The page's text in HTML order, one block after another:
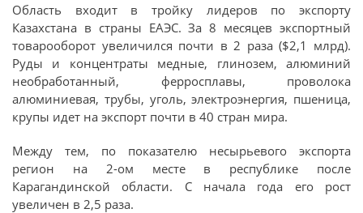
Область входит в тройку лидеров по экспорту
Казахстана в страны ЕАЭС. За 8 месяцев экспортный
товарооборот увеличился почти в 2 раза ($2,1 млрд).
Руды и концентраты медные, глинозем, алюминий
необработанный, ферросплавы, проволока
алюминиевая, трубы, уголь, электроэнергия, пшеница,
крупы идет на экспорт почти в 40 стран мира.
Между тем, по показателю несырьевого экспорта
регион на 2-ом месте в республике после
Карагандинской области. С начала года его рост
увеличен в 2,5 раза.